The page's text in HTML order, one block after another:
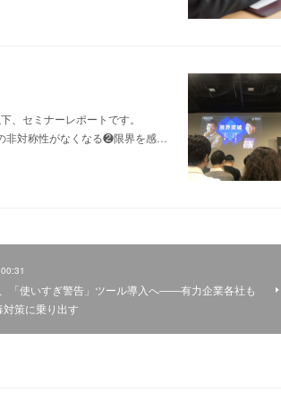
、セミナーレポートです。
称性がなくなる❷限界を感…
「使いすぎ警告」ツール導入へ――有力企業各社も
対策に乗り出す